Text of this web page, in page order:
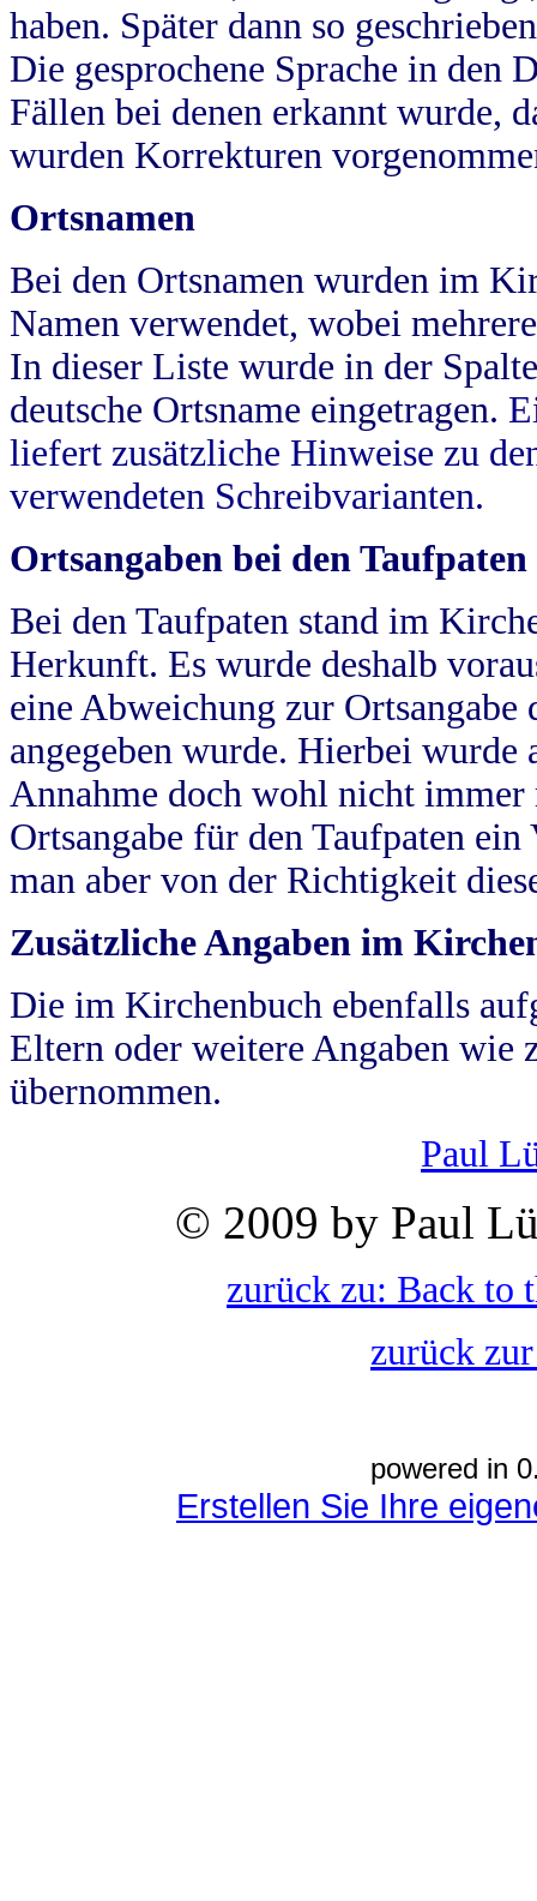
haben. Später dann so
Die gesprochene Sprache in
Fällen bei denen erkannt wurde,
wurden Korrekturen
Ortsnamen
Bei den Ortsnamen wurden im
Namen verwendet, wobei
In dieser Liste wurde in der
deutsche Ortsname eingetragen.
liefert zusätzliche Hinweise zu
verwendeten Schreibvarianten.
Ortsangaben bei den Taufpaten
Bei den Taufpaten stand im
Herkunft. Es wurde deshalb
eine Abweichung zur
angegeben wurde. Hierbei wurde
Annahme doch wohl nicht
Ortsangabe für den Taufpaten
man aber von der Richtigkeit
Zusätzliche Angaben im
Die im Kirchenbuch ebenfalls
Eltern oder weitere Angaben wie
übernommen.
Paul
© 2009 by Paul
zurück zu: Back to
zurück
powered in
Erstellen Sie Ihre